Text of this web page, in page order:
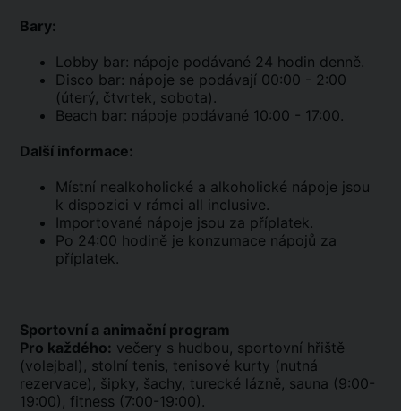
Bary:
Lobby bar: nápoje podávané 24 hodin denně.
Disco bar: nápoje se podávají 00:00 - 2:00
(úterý, čtvrtek, sobota).
Beach bar: nápoje podávané 10:00 - 17:00.
Další informace:
Místní nealkoholické a alkoholické nápoje jsou
k dispozici v rámci all inclusive.
Importované nápoje jsou za příplatek.
Po 24:00 hodině je konzumace nápojů za
příplatek.
Sportovní a animační program
Pro každého: večery s hudbou, sportovní hřiště
(volejbal), stolní tenis, tenisové kurty (nutná
rezervace), šipky, šachy, turecké lázně, sauna (9:00-
19:00), fitness (7:00-19:00).